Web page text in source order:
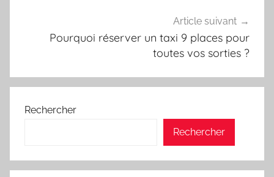
Article suivant
Pourquoi réserver un taxi 9 places pour
toutes vos sorties ?
Rechercher
Rechercher